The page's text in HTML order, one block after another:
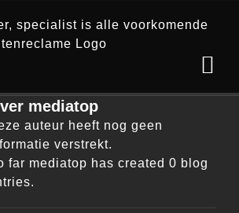
mediatop
auteur heeft nog geen
verstrekt.
far mediatop has created 0 blog